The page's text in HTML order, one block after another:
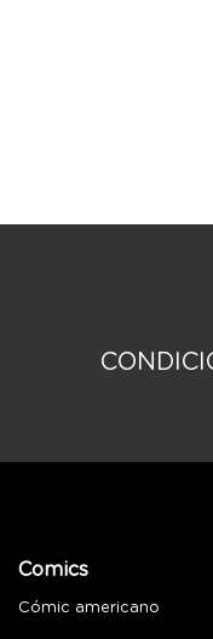
Comics
Cómic americano